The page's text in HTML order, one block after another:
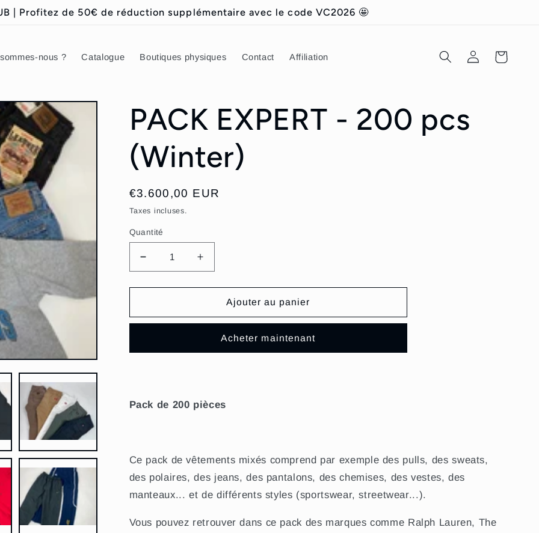
| Profitez de 50€ de réduction supplémentaire avec le code VC2026 🤩
nous ? Catalogue Boutiques physiques Contact Affiliation ConnexionPanier
PACK EXPERT - 200 pcs
(Winter)
Prix
habituel
€3.600,00 EUR
Taxes incluses.
Quantité
Réduire
la
quantité
PACK
200
Augmenter
la
quantité
PACK
200
Ajouter au panier
Acheter maintenant
Pack de 200 pièces
Ce pack de vêtements mixés comprend par exemple des pulls, des sweats,
des polaires, des jeans, des pantalons, des chemises, des vestes, des
manteaux... et de différents styles (sportswear, streetwear...).
Vous pouvez retrouver dans ce pack des marques comme Ralph Lauren, The